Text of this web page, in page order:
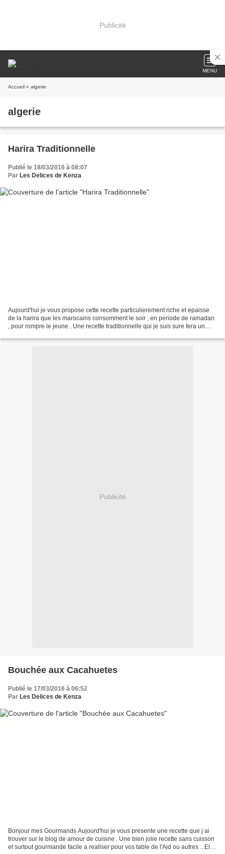
Publicité
MENU
Accueil » algerie
algerie
Harira Traditionnelle
Publié le 18/03/2016 à 08:07
Par Les Delices de Kenza
Aujourd'hui je vous propose cette recette particulierement riche et epaisse
de la harira que les marocains consomment le soir , en periode de ramadan
, pour rompre le jeune . Une recette traditionnelle qui je suis sure fera un
Publicité
Bouchée aux Cacahuetes
Publié le 17/03/2016 à 06:52
Par Les Delices de Kenza
Bonjour mes Gourmands Aujourd'hui je vous presente une recette que j ai
trouver sur le blog de amour de cuisine . Une bien jolie recette sans cuisson
et surtout gourmande facile a realiser pour vos table de l'Aid ou autres ...Elle